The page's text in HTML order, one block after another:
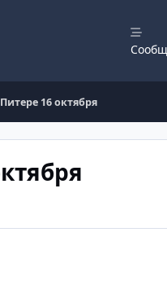
16 октября